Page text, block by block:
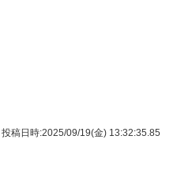
投稿日時:2025/09/19(金) 13:32:35.85